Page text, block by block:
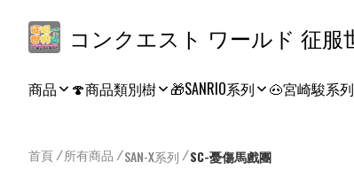
商品 🍄商品類別樹 🎁SANRIO系列 🐽宮崎駿系列
首頁/所有商品 /SAN-X系列 /SC-憂傷馬戲團